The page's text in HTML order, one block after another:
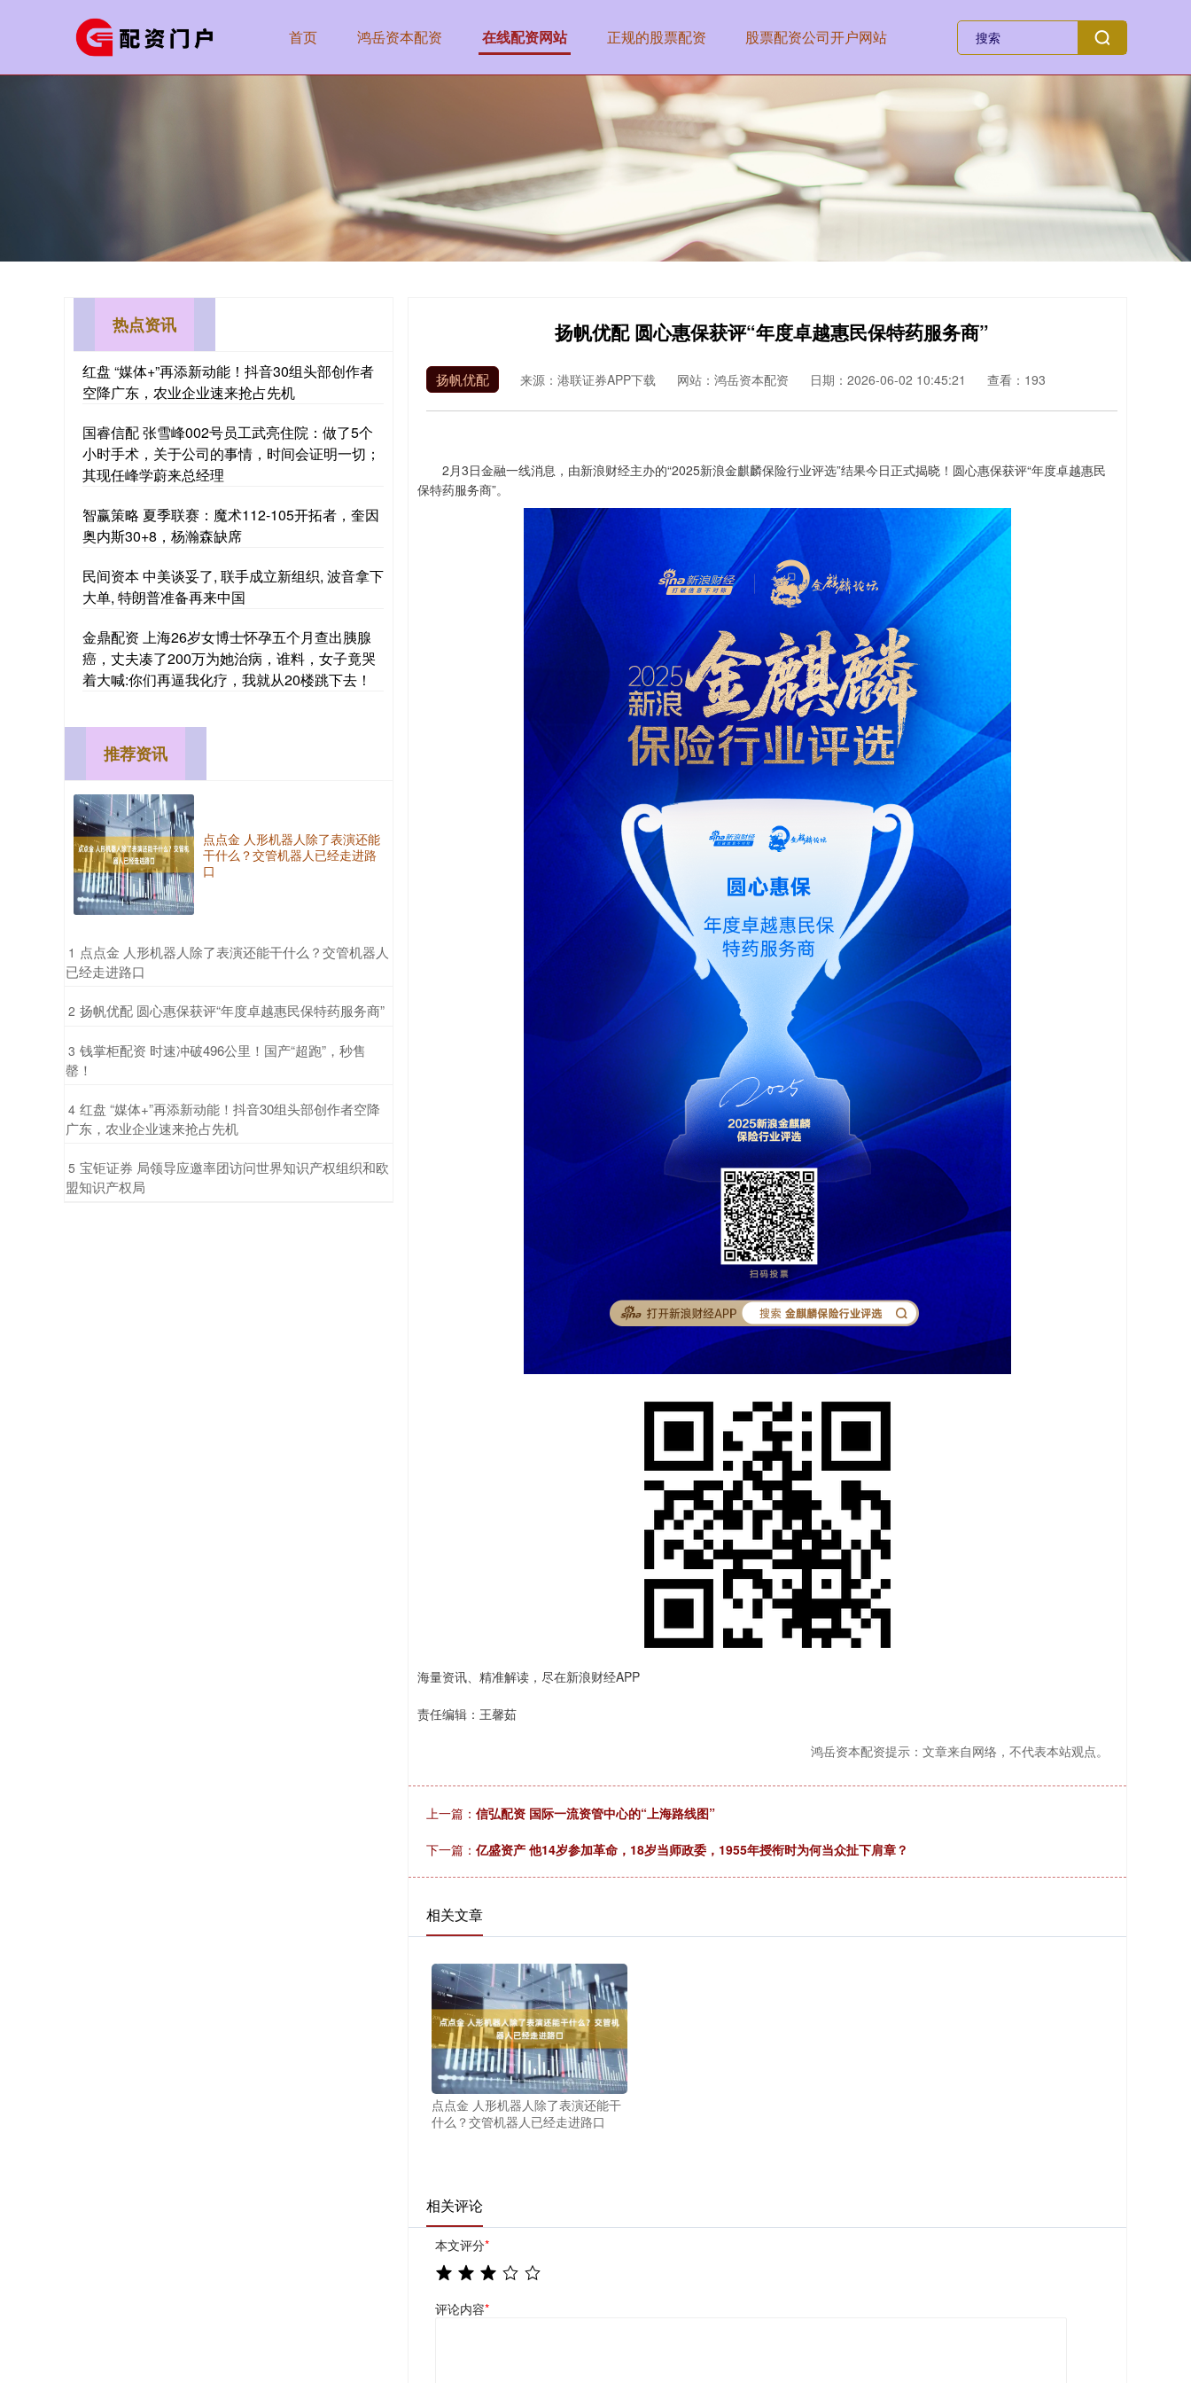
首页 鸿岳资本配资 在线配资网站 正规的股票配资 股票配资公司开户网站
扬帆优配 圆心惠保获评“年度卓越惠民保特药服务商”
扬帆优配 来源：港联证券APP下载 网站：鸿岳资本配资 日期：2026-06-02 10:45:21 查看：193
2月3日金融一线消息，由新浪财经主办的“2025新浪金麒麟保险行业评选”结果今日正式揭晓！圆心惠保获评“年度卓越惠民
保特药服务商”。
海量资讯、精准解读，尽在新浪财经APP
责任编辑：王馨茹
鸿岳资本配资提示：文章来自网络，不代表本站观点。
上一篇： 信弘配资 国际一流资管中心的“上海路线图”
下一篇： 亿盛资产 他14岁参加革命，18岁当师政委，1955年授衔时为何当众扯下肩章？
相关文章
点点金 人形机器人除了表演还能干
什么？交管机器人已经走进路口
相关评论
本文评分*
评论内容*
热点资讯
红盘 “媒体+”再添新动能！抖音30组头部创作者
空降广东，农业企业速来抢占先机
国睿信配 张雪峰002号员工武亮住院：做了5个
小时手术，关于公司的事情，时间会证明一切；
其现任峰学蔚来总经理
智赢策略 夏季联赛：魔术112-105开拓者，奎因
奥内斯30+8，杨瀚森缺席
民间资本 中美谈妥了, 联手成立新组织, 波音拿下
大单, 特朗普准备再来中国
金鼎配资 上海26岁女博士怀孕五个月查出胰腺
癌，丈夫凑了200万为她治病，谁料，女子竟哭
着大喊:你们再逼我化疗，我就从20楼跳下去！
推荐资讯
点点金 人形机器人除了表演还能
干什么？交管机器人已经走进路
口
1 ​点点金 人形机器人除了表演还能干什么？交管机器人
已经走进路口
2 ​扬帆优配 圆心惠保获评“年度卓越惠民保特药服务商”
3 ​钱掌柜配资 时速冲破496公里！国产“超跑”，秒售
罄！
4 ​红盘 “媒体+”再添新动能！抖音30组头部创作者空降
广东，农业企业速来抢占先机
5 ​宝钜证券 局领导应邀率团访问世界知识产权组织和欧
盟知识产权局